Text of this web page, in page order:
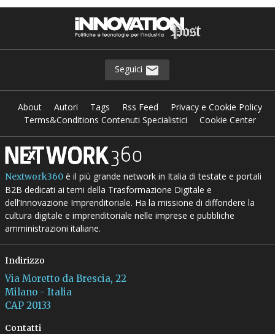
Seguici
About Autori Tags Rss Feed
Privacy e Cookie Policy
Terms&Conditions Contenuti Specialistici
Cookie Center
Nextwork360è il più grande network in Italia di testate e portali
B2B dedicati ai temi della Trasformazione Digitale e
dell’Innovazione Imprenditoriale. Ha la missione di diffondere la
cultura digitale e imprenditoriale nelle imprese e pubbliche
amministrazioni italiane.
Indirizzo
Via Moretto da Brescia, 22
Milano - Italia
CAP 20133
Contatti